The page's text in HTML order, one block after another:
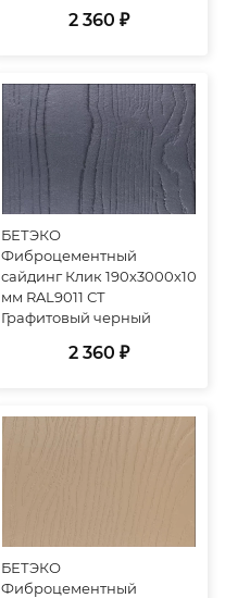
2 360 ₽
БЕТЭКО
Фиброцементный
сайдинг Клик 190х3000х10
мм RAL9011 СТ
Графитовый черный
2 360 ₽
БЕТЭКО
Фиброцементный